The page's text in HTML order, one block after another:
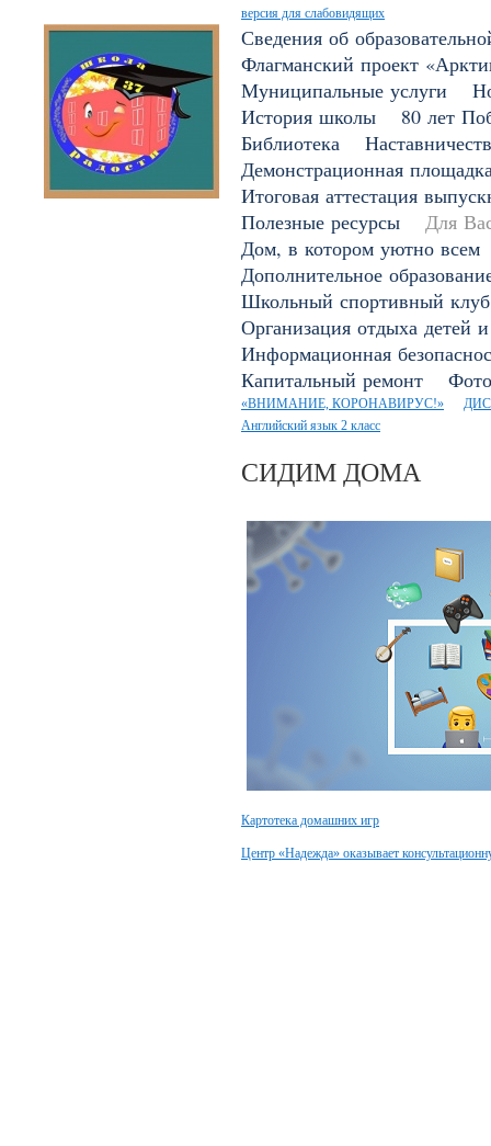
версия для слабовидящих
Сведения об
Флагманский проект
Муниципальные услуги
История школы
80 лет
Библиотека
Демонстрационная
Итоговая аттестация
Полезные ресурсы
Для
Дом, в котором уютно всем
Дополнительное
Школьный спортивный клуб
Организация отдыха детей
Информационная
Капитальный ремонт
«ВНИМАНИЕ, КОРОНАВИРУС!»
Английский язык 2 класс
СИДИМ ДОМА
Картотека домашних игр
Центр «Надежда» оказывает